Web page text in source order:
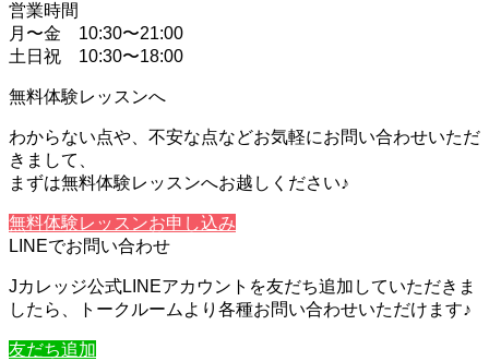
営業時間
月〜金 10:30〜21:00
土日祝 10:30〜18:00
無料体験レッスンへ
わからない点や、不安な点などお気軽にお問い合わせいただ
きまして、
まずは無料体験レッスンへお越しください♪
無料体験レッスンお申し込み
LINEでお問い合わせ
Jカレッジ公式LINEアカウントを友だち追加していただきま
したら、トークルームより各種お問い合わせいただけます♪
友だち追加